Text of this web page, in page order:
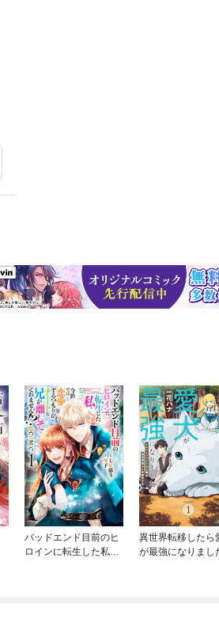
バッドエンド目前のヒ
ロインに転生した私、
異世界転移したら
が最強になりまし